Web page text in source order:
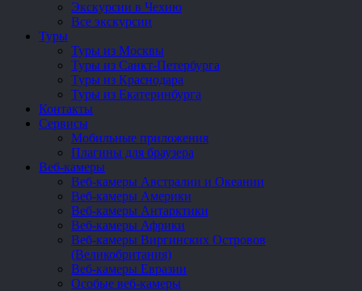
Экскурсии в Чехию
Все экскурсии
Туры
Туры из Москвы
Туры из Санкт-Петербурга
Туры из Краснодара
Туры из Екатеринбурга
Контакты
Сервисы
Мобильные приложения
Плагины для браузера
Веб-камеры
Веб-камеры Австралии и Океании
Веб-камеры Америки
Веб-камеры Антарктики
Веб-камеры Африки
Веб-камеры Виргинских Островов
(Великобритания)
Веб-камеры Евразии
Особые веб-камеры